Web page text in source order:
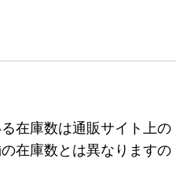
在庫数は通販サイト上の
在庫数とは異なりますの